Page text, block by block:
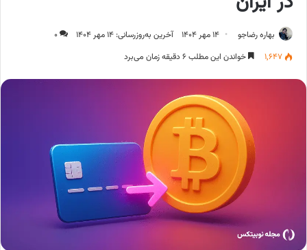
بهاره رضاجو ۱۴ مهر ۱۴۰۴ آخرین به‌روزرسانی: ۱۴ مهر ۱۴۰۴
۰
۱,۶۴۷
خواندن این مطلب ۶ دقیقه زمان می‌برد